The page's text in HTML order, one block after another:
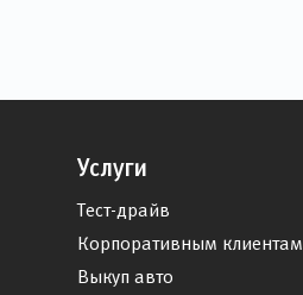
Услуги
Тест-драйв
Корпоративным клиентам
Выкуп авто